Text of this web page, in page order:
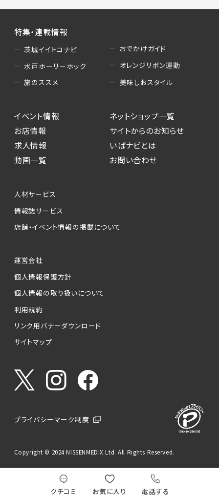
クチコミ お気に入り 電話する
特集・連載情報
茨城イイトコナビ
水戸ホーリーホック
旅のススメ
おでかけガイド
オレンジリボン運動
美味しおスタイル
イベント情報
お店情報
求人情報
動画一覧
ネットショップ一覧
サイトからのお知らせ
いばナビとは
お問い合わせ
人材サービス
情報誌サービス
店舗・イベント情報の掲載について
運営会社
個人情報保護方針
個人情報の取り扱いについて
利用規約
リンク用バナーダウンロード
サイトマップ
プライバシーマーク制度
Copyright © 2024 NISSENMEDIX Ltd. All Rights Reserved.